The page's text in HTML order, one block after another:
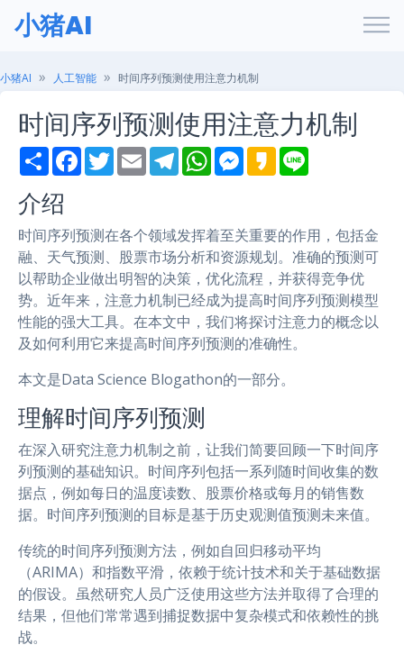
小猪AI
小猪AI 人工智能 时间序列预测使用注意力机制
时间序列预测使用注意力机制
S
h
r
e
F
a
o
o
k
T
w
r
E
m
T
e
r
a
m
W
h
A
p
p
M
e
n
g
e
r
K
a
介绍
时间序列预测在各个领域发挥着至关重要的作用，包括金
融、天气预测、股票市场分析和资源规划。准确的预测可
以帮助企业做出明智的决策，优化流程，并获得竞争优
势。近年来，注意力机制已经成为提高时间序列预测模型
性能的强大工具。在本文中，我们将探讨注意力的概念以
及如何利用它来提高时间序列预测的准确性。
本文是Data Science Blogathon的一部分。
理解时间序列预测
在深入研究注意力机制之前，让我们简要回顾一下时间序
列预测的基础知识。时间序列包括一系列随时间收集的数
据点，例如每日的温度读数、股票价格或每月的销售数
据。时间序列预测的目标是基于历史观测值预测未来值。
传统的时间序列预测方法，例如自回归移动平均
（ARIMA）和指数平滑，依赖于统计技术和关于基础数据
的假设。虽然研究人员广泛使用这些方法并取得了合理的
结果，但他们常常遇到捕捉数据中复杂模式和依赖性的挑
战。